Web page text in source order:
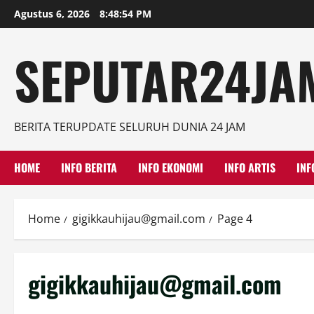
Skip
to
Agustus 6, 2026 8:48:55 PM
BERITA TERUPDATE SELURUH DUNIA 24 JAM
HOME INFO BERITA INFO EKONOMI INFO ARTIS
Home gigikkauhijau@gmail.com Page 4
gigikkauhijau@gmail.com